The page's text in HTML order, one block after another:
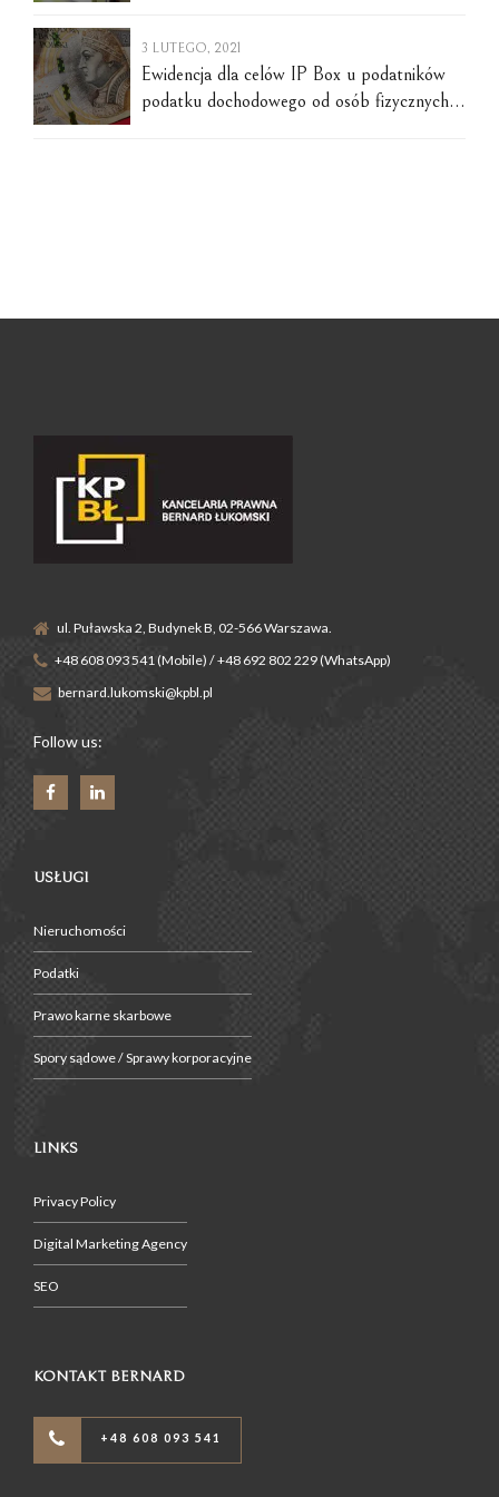
3 LUTEGO, 2021
Ewidencja dla celów IP Box u podatników
podatku dochodowego od osób fizycznych –
ul. Puławska 2, Budynek B, 02-566 Warszawa.
+48 608 093 541 (Mobile) / +48 692 802 229 (WhatsApp)
bernard.lukomski@kpbl.pl
Follow us:
USŁUGI
Nieruchomości
Podatki
Prawo karne skarbowe
Spory sądowe / Sprawy korporacyjne
LINKS
Privacy Policy
Digital Marketing Agency
SEO
KONTAKT BERNARD
+48 608 093 541